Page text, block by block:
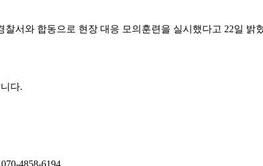
서와 합동으로 현장 대응 모의훈련을 실시했다고 22일 밝
다.
070-4858-6194